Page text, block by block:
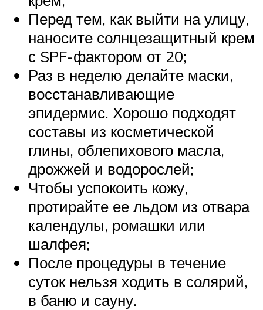
Перед тем, как выйти на улицу,
наносите солнцезащитный крем
с SPF-фактором от 20;
Раз в неделю делайте маски,
восстанавливающие
эпидермис. Хорошо подходят
составы из косметической
глины, облепихового масла,
дрожжей и водорослей;
Чтобы успокоить кожу,
протирайте ее льдом из отвара
календулы, ромашки или
шалфея;
После процедуры в течение
суток нельзя ходить в солярий,
в баню и сауну.